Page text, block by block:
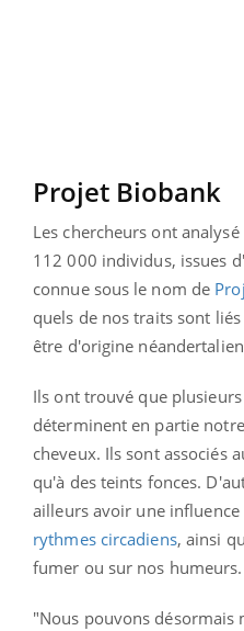
Projet Biobank
Les chercheurs ont
112 000 individus, issues
connue sous le nom de
quels de nos traits sont
être d'origine
Ils ont trouvé que plusieurs
déterminent en partie
cheveux. Ils sont associés
qu'à des teints fonces.
ailleurs avoir une
rythmes circadiens, ainsi
fumer ou sur nos humeurs.
"Nous pouvons